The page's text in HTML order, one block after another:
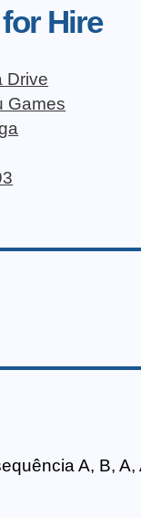
Hire
Drive
Games
A, B, A,